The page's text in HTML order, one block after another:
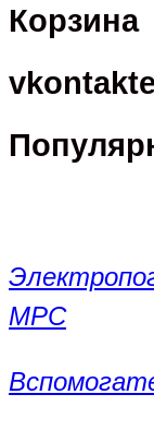
Корзина
vkontakte
МРС